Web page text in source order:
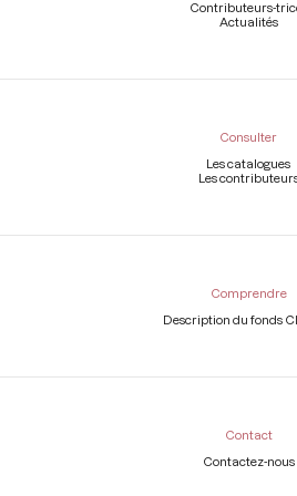
Contributeurs-
Actualités
Consulter
Les catalogues
Les
Comprendre
Description du fonds
Contact
Contactez-nous